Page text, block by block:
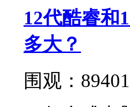
12代酷睿和
多大？
围观：